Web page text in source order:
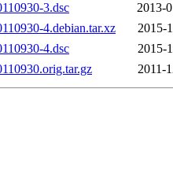
3.dsc
2013-
4.debian.tar.xz
2015-
4.dsc
2015-
2011-